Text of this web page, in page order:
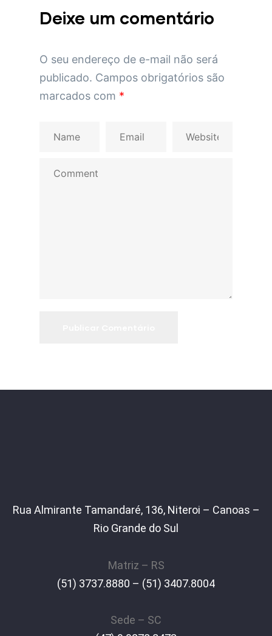
Deixe um comentário
O seu endereço de e-mail não será
publicado. Campos obrigatórios são
marcados com *
Rua Almirante Tamandaré, 136, Niteroi – Canoas –
Rio Grande do Sul
Matriz – RS
(51) 3737.8880 – (51) 3407.8004
Sede – SC